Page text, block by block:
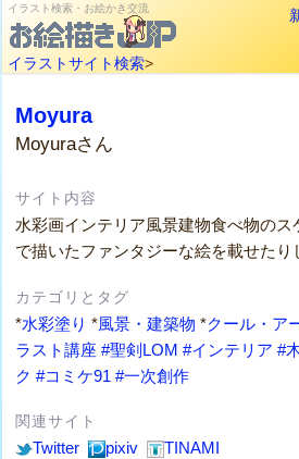
イラスト検索・お絵かき交流
イラストサイト検索>
Moyura
Moyuraさん
サイト内容
水彩画インテリア風景建物食べ物の
で描いたファンタジーな絵を載せたり
カテゴリとタグ
*水彩塗り *風景・建築物 *クール・ア
ラスト講座 #聖剣LOM #インテリア #
ク #コミケ91 #一次創作
関連サイト
Twitter pixiv TINAMI